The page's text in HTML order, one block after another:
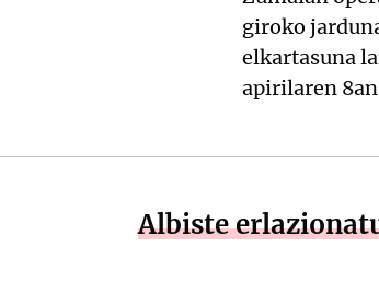
giroko
elkartasuna
apirilaren
Albiste